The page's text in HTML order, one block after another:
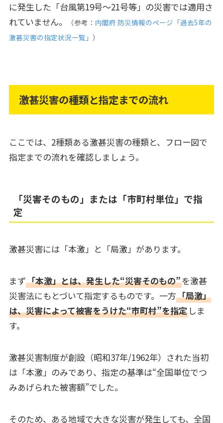
に発生した「台風第19号～21号等」の災害では適用さ
れていません。
（参考： 内閣府 防災情報のページ「過去5年の
激甚災害の指定状況一覧」 ）
激甚災害の種類と指定までの流れ
ここでは、2種類ある激甚災害の種類と、フロー図で
指定までの流れを確認しましょう。
「災害そのもの」または「市町村単位」で指
定
激甚災害には「本激」と「局激」があります。
まず「本激」とは、発生した“災害そのもの”を激甚
災害法にもとづいて指定するものです。一方「局激」
は、災害によって被害をうけた“市町村”を指定しま
す。
激甚災害制度が創設（昭和37年/1962年）された当初
は「本激」のみであり、指定の基準は“全国単位でつ
みあげられた被害額”でした。
そのため、ある地域で大きな災害が発生しても、全国